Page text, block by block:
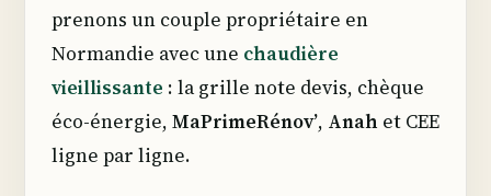
prenons un couple propriétaire en
Normandie avec une chaudière
vieillissante : la grille note devis, chèque
éco-énergie, MaPrimeRénov’, Anah et CEE
ligne par ligne.